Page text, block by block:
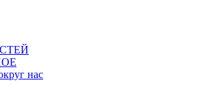
интернета
нас